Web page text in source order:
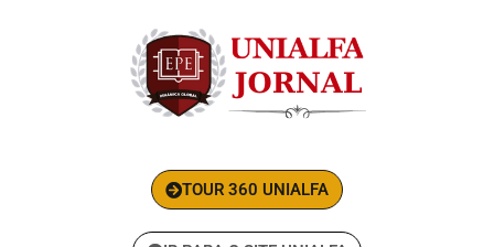
TOUR 360 UNIALFA